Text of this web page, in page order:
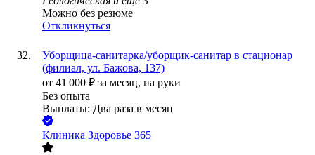
Можно без резюме
Откликнуться
Уборщица-санитарка/уборщик-санитар в стационар
(филиал, ул. Бажова, 137)
от 41 000 ₽ за месяц, на руки
Без опыта
Выплаты: Два раза в месяц
Клиника Здоровье 365